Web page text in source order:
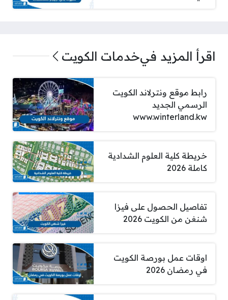
اقرأ المزيد فيخدمات الكويت
رابط موقع ونترلاند الكويت
الرسمي الجديد
www.winterland.kw
خريطة كلية العلوم الشدادية
كاملة 2026
تفاصيل الحصول على فيزا
شنغن من الكويت 2026
اوقات عمل بورصة الكويت
في رمضان 2026